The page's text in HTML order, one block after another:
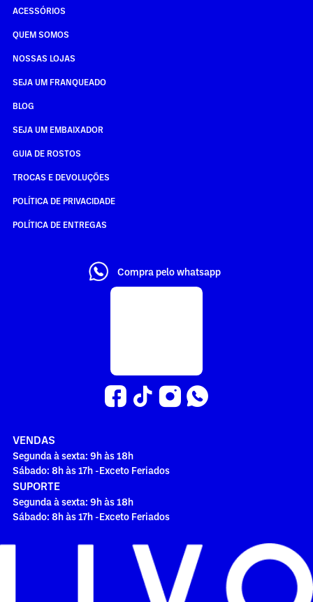
ACESSÓRIOS
QUEM SOMOS
NOSSAS LOJAS
SEJA UM FRANQUEADO
BLOG
SEJA UM EMBAIXADOR
GUIA DE ROSTOS
TROCAS E DEVOLUÇÕES
POLÍTICA DE PRIVACIDADE
POLÍTICA DE ENTREGAS
Compra pelo whatsapp
VENDAS
Segunda à sexta: 9h às 18h
Sábado: 8h às 17h -Exceto Feriados
SUPORTE
Segunda à sexta: 9h às 18h
Sábado: 8h às 17h -Exceto Feriados